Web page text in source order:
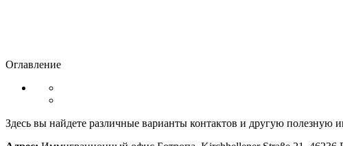
Оглавление
Здесь вы найдете различные варианты контактов и другую